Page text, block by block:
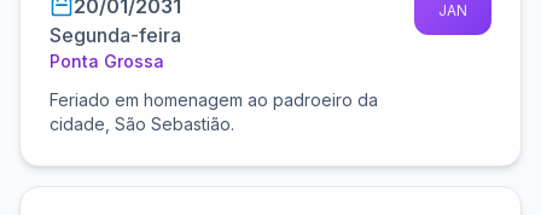
20/01/2031
Segunda-feira
Ponta Grossa
Feriado em homenagem ao padroeiro da
cidade, São Sebastião.
JAN